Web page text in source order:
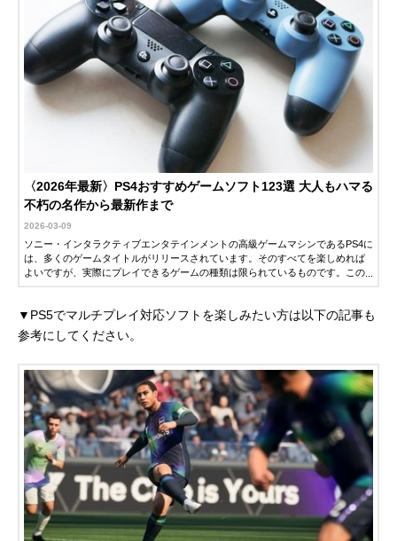
〈2026年最新〉PS4おすすめゲームソフト123選 大人もハマる
不朽の名作から最新作まで
2026-03-09
ソニー・インタラクティブエンタテインメントの高級ゲームマシンであるPS4に
は、多くのゲームタイトルがリリースされています。そのすべてを楽しめれば
よいですが、実際にプレイできるゲームの種類は限られているものです。この
▼PS5でマルチプレイ対応ソフトを楽しみたい方は以下の記事も
参考にしてください。